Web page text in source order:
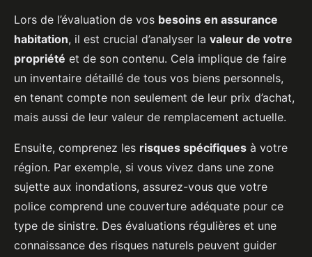
Lors de l’évaluation de vos besoins en assurance
habitation, il est crucial d’analyser la valeur de votre
propriété et de son contenu. Cela implique de faire
un inventaire détaillé de tous vos biens personnels,
en tenant compte non seulement de leur prix d’achat,
mais aussi de leur valeur de remplacement actuelle.
Ensuite, comprenez les risques spécifiques à votre
région. Par exemple, si vous vivez dans une zone
sujette aux inondations, assurez-vous que votre
police comprend une couverture adéquate pour ce
type de sinistre. Des évaluations régulières et une
connaissance des risques naturels peuvent guider